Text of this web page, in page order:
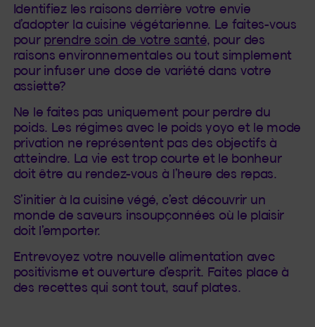
Identifiez les raisons derrière votre envie
d’adopter la cuisine végétarienne. Le faites-vous
pour prendre soin de votre santé, pour des
raisons environnementales ou tout simplement
pour infuser une dose de variété dans votre
assiette?
Ne le faites pas uniquement pour perdre du
poids. Les régimes avec le poids yoyo et le mode
privation ne représentent pas des objectifs à
atteindre. La vie est trop courte et le bonheur
doit être au rendez-vous à l’heure des repas.
S’initier à la cuisine végé, c’est découvrir un
monde de saveurs insoupçonnées où le plaisir
doit l’emporter.
Entrevoyez votre nouvelle alimentation avec
positivisme et ouverture d’esprit. Faites place à
des recettes qui sont tout, sauf plates.